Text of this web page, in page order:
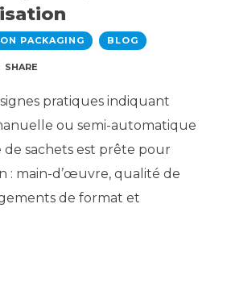
PACKAGING BLOG
SHARE
pratiques indiquant
ou semi-automatique
de sachets est prête pour
: main-d’œuvre, qualité de
de format et